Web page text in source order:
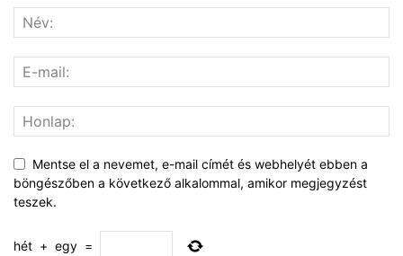
Mentse el a nevemet, e-mail címét és webhelyét ebben a
böngészőben a következő alkalommal, amikor megjegyzést
teszek.
hét + egy =